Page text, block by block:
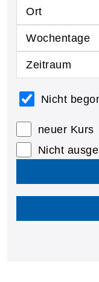
Ort
Wochentage
Zeitraum
Nicht
neuer Kurs
Nicht